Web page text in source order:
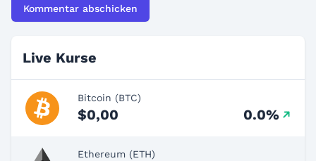
Live Kurse
Bitcoin (BTC)
$0,00 0.0%
Ethereum (ETH)